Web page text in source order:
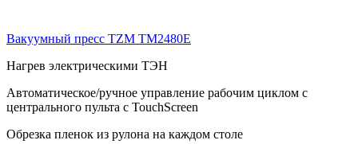
Вакуумный пресс TZM TM2480E
Нагрев электрическими ТЭН
Автоматическое/ручное управление рабочим циклом с
центрального пульта с TouchScreen
Обрезка пленок из рулона на каждом столе